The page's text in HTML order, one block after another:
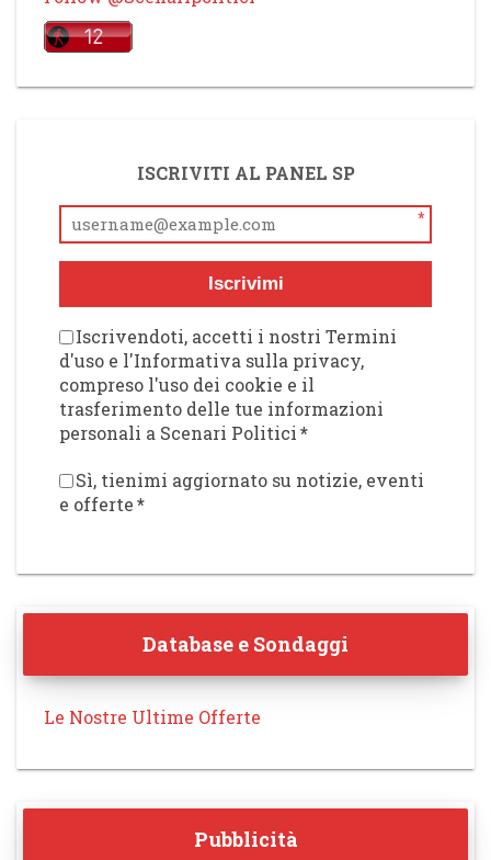
ISCRIVITI AL PANEL SP
*
Iscrivimi
Iscrivendoti, accetti i nostri Termini
d'uso e l'Informativa sulla privacy,
compreso l'uso dei cookie e il
trasferimento delle tue informazioni
personali a Scenari Politici*
Sì, tienimi aggiornato su notizie, eventi
e offerte*
Database e Sondaggi
Le Nostre Ultime Offerte
Pubblicità